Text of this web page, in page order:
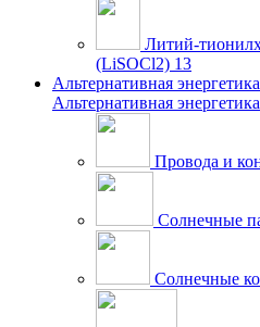
Литий-
(LiSOCl2) 13
Альтернативная энергетика
Альтернативная энергетика
Провода и
Солнечные
Солнечные